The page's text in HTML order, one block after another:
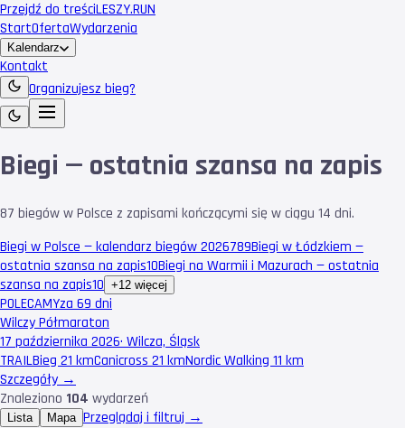
Przejdź do treściLESZY.RUN
StartOfertaWydarzenia
Kalendarz
Kontakt
Organizujesz bieg?
Biegi — ostatnia szansa na zapis
87 biegów w Polsce z zapisami kończącymi się w ciągu 14 dni.
Biegi w Polsce — kalendarz biegów 2026789Biegi w Łódzkiem —
ostatnia szansa na zapis10Biegi na Warmii i Mazurach — ostatnia
szansa na zapis10 +12 więcej
POLECAMYza 69 dni
Wilczy Półmaraton
17 października 2026· Wilcza, Śląsk
TRAILBieg 21 kmCanicross 21 kmNordic Walking 11 km
Szczegóły →
Znaleziono 104 wydarzeń
Lista Mapa Przeglądaj i filtruj →